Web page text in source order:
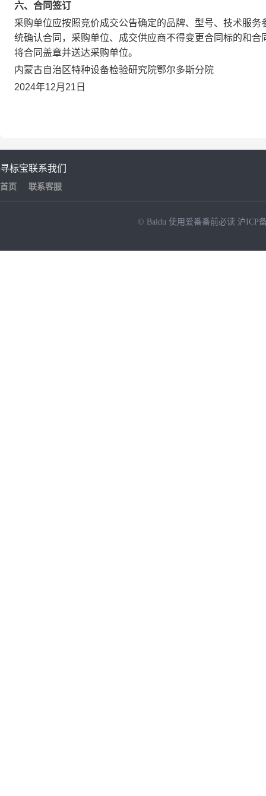
六、合同签订
采购单位应按照竞价成交公告确定的品牌、型号、技术服
统确认合同，采购单位、成交供应商不得变更合同标的和
将合同盖章并送达采购单位。
内蒙古自治区特种设备检验研究院鄂尔多斯分院
2024年12月21日
寻标宝
首页
联系我们
联系客服
© Baidu 使用爱番番前必读 沪ICP